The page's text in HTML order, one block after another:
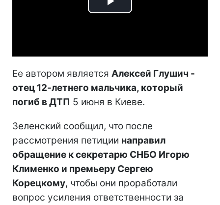
Play
Ее автором является Алексей Глушич -
отец 12-летнего мальчика, который
погиб в ДТП 5 июня в Киеве.
Зеленский сообщил, что после
рассмотрения петиции направил
обращение к секретарю СНБО Игорю
Клименко и премьеру Сергею
Корецкому, чтобы они проработали
вопрос усиления ответственности за